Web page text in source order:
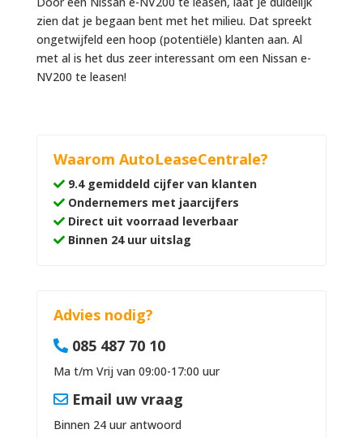
zien dat je begaan bent met het milieu. Dat spreekt
ongetwijfeld een hoop (potentiële) klanten aan. Al
met al is het dus zeer interessant om een Nissan e-
NV200 te leasen!
Waarom AutoLeaseCentrale?
9.4 gemiddeld cijfer van klanten
Ondernemers met jaarcijfers
Direct uit voorraad leverbaar
Binnen 24 uur uitslag
Advies nodig?
085 487 70 10
Ma t/m Vrij van 09:00-17:00 uur
Email uw vraag
Binnen 24 uur antwoord